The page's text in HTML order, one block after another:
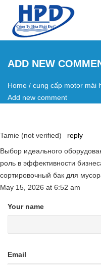
Skip to main content
ADD NEW
You are here
Home / cung cấp motor mái
Add new comment
Tamie (not verified)
reply
Выбор идеального
роль в эффективности
сортировочный бак для
May 15, 2026 at 6:52 am
Your name
Email